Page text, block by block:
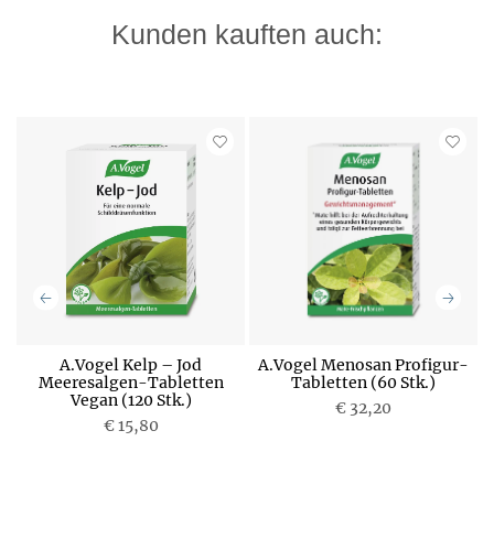
Kunden kauften auch:
A.Vogel Kelp – Jod
Meeresalgen-Tabletten
Vegan (120 Stk.)
€ 15,80
A.Vogel Menosan Profigur-
Tabletten (60 Stk.)
€ 32,20
P